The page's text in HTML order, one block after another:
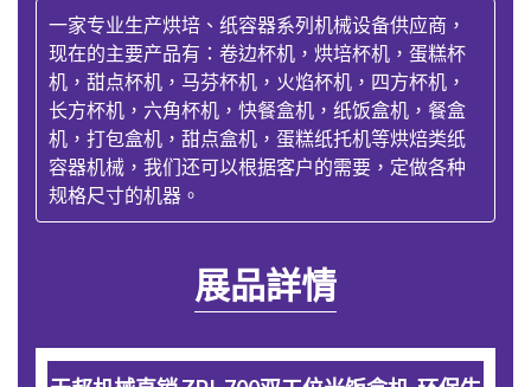
一家专业生产烘培、纸容器系列机械设备供应商，
现在的主要产品有：卷边杯机，烘培杯机，蛋糕杯
机，甜点杯机，马芬杯机，火焰杯机，四方杯机，
长方杯机，六角杯机，快餐盒机，纸饭盒机，餐盒
机，打包盒机，甜点盒机，蛋糕纸托机等烘焙类纸
容器机械，我们还可以根据客户的需要，定做各种
规格尺寸的机器。
展品詳情